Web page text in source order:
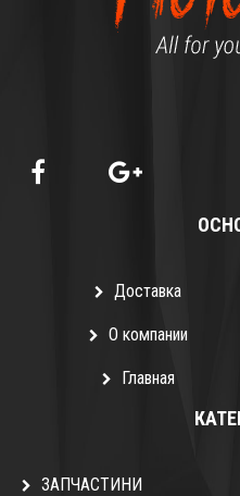
Доставка
О компании
Главная
ЗАПЧАСТИНИ